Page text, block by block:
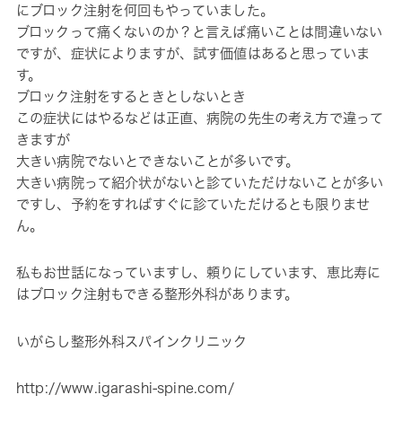
にブロック注射を何回もやっていました。
ブロックって痛くないのか？と言えば痛いことは間違いない
ですが、症状によりますが、試す価値はあると思っていま
す。
ブロック注射をするときとしないとき
この症状にはやるなどは正直、病院の先生の考え方で違って
きますが
大きい病院でないとできないことが多いです。
大きい病院って紹介状がないと診ていただけないことが多い
ですし、予約をすればすぐに診ていただけるとも限りませ
ん。
私もお世話になっていますし、頼りにしています、恵比寿に
はブロック注射もできる整形外科があります。
いがらし整形外科スパインクリニック
http://www.igarashi-spine.com/